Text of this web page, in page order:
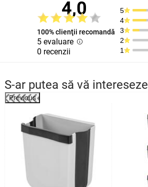
4,0
100% clienţii recomandă
5 evaluare
0 recenzii
5
4
3
2
1
S-ar putea să vă intereseze
Previous